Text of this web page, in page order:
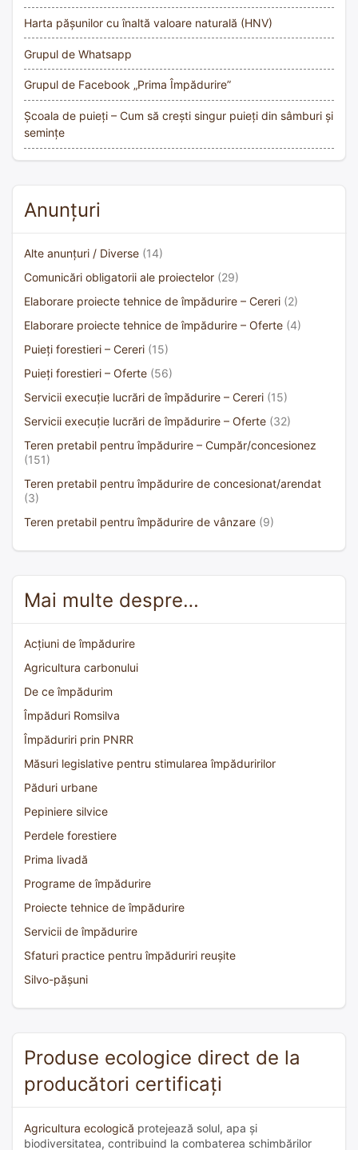
Harta pășunilor cu înaltă valoare naturală (HNV)
Grupul de Whatsapp
Grupul de Facebook „Prima Împădurire”
Școala de puieți – Cum să crești singur puieți din sâmburi și
semințe
Anunțuri
Alte anunțuri / Diverse (14)
Comunicări obligatorii ale proiectelor (29)
Elaborare proiecte tehnice de împădurire – Cereri (2)
Elaborare proiecte tehnice de împădurire – Oferte (4)
Puieți forestieri – Cereri (15)
Puieți forestieri – Oferte (56)
Servicii execuție lucrări de împădurire – Cereri (15)
Servicii execuție lucrări de împădurire – Oferte (32)
Teren pretabil pentru împădurire – Cumpăr/concesionez
(151)
Teren pretabil pentru împădurire de concesionat/arendat
(3)
Teren pretabil pentru împădurire de vânzare (9)
Mai multe despre…
Acțiuni de împădurire
Agricultura carbonului
De ce împădurim
Împăduri Romsilva
Împăduriri prin PNRR
Măsuri legislative pentru stimularea împăduririlor
Păduri urbane
Pepiniere silvice
Perdele forestiere
Prima livadă
Programe de împădurire
Proiecte tehnice de împădurire
Servicii de împădurire
Sfaturi practice pentru împăduriri reușite
Silvo-pășuni
Produse ecologice direct de la
producători certificați
Agricultura ecologică protejează solul, apa și
biodiversitatea, contribuind la combaterea schimbărilor